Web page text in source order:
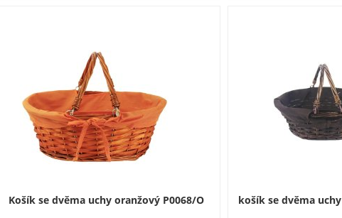
Košík se dvěma uchy oranžový P0068/O košík se dvěma